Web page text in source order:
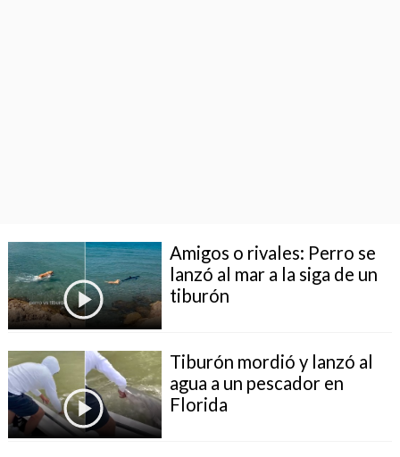
Amigos o rivales: Perro se
lanzó al mar a la siga de un
tiburón
Tiburón mordió y lanzó al
agua a un pescador en
Florida